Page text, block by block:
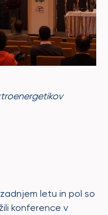
letu in pol so
konference v